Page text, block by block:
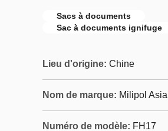
Sacs à documents
Sac à documents ignifuge
Lieu d'origine: Chine
Nom de marque: Milipol Asia
Numéro de modèle: FH17